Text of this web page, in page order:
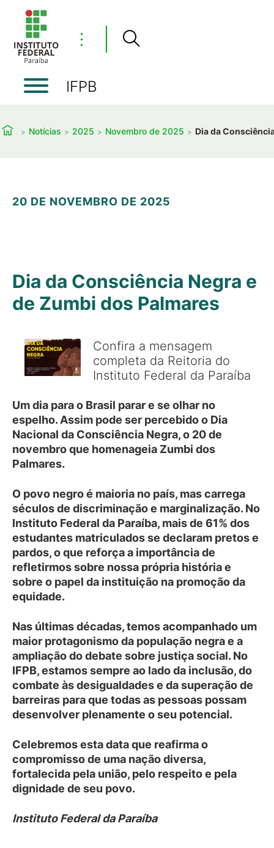
⋮
IFPB
Notícias 2025 Novembro de 2025 Dia da
20 DE NOVEMBRO DE 2025
Dia da Consciência Negra e
de Zumbi dos Palmares
Confira a mensagem
completa da Reitoria do
Instituto Federal da Paraíba
Um dia para o Brasil parar e se olhar no
espelho. Assim pode ser percebido o Dia
Nacional da Consciência Negra, o 20 de
novembro que homenageia Zumbi dos
Palmares.
O povo negro é maioria no país, mas carrega
séculos de discriminação e marginalização. No
Instituto Federal da Paraíba, mais de 61% dos
estudantes matriculados se declaram pretos e
pardos, o que reforça a importância de
refletirmos sobre nossa própria história e
sobre o papel da instituição na promoção da
equidade.
Nas últimas décadas, temos acompanhado um
maior protagonismo da população negra e a
ampliação do debate sobre justiça social. No
IFPB, estamos sempre ao lado da inclusão, do
combate às desigualdades e da superação de
barreiras para que todas as pessoas possam
desenvolver plenamente o seu potencial.
Celebremos esta data que reafirma o
compromisso de uma nação diversa,
fortalecida pela união, pelo respeito e pela
dignidade de seu povo.
Instituto Federal da Paraíba